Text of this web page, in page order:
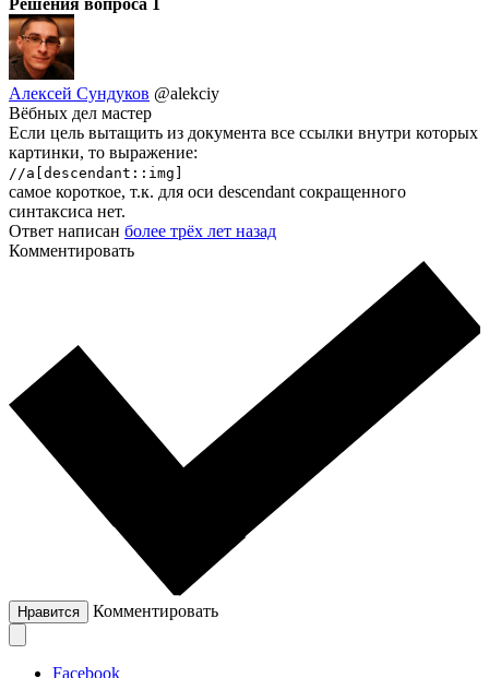
Решения вопроса 1
Алексей Сундуков @alekciy
Вёбных дел мастер
Если цель вытащить из документа все ссылки внутри которых
картинки, то выражение:
//a[descendant::img]
самое короткое, т.к. для оси descendant сокращенного
синтаксиса нет.
Ответ написан более трёх лет назад
Комментировать
Нравится Комментировать
Facebook